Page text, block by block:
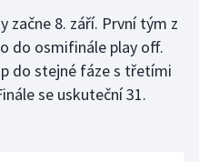
začne 8. září. První tým z
do osmifinále play off.
do stejné fáze s třetími
se uskuteční 31.